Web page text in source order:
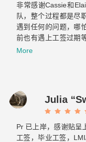
非常感谢Cassie和
队，整个过程都是尽
遇到任何的问题，哪
前也有遇上工签过期
的方案，提前做好各
More
Pr 已上岸，感谢贴呈
工签，毕业工签，